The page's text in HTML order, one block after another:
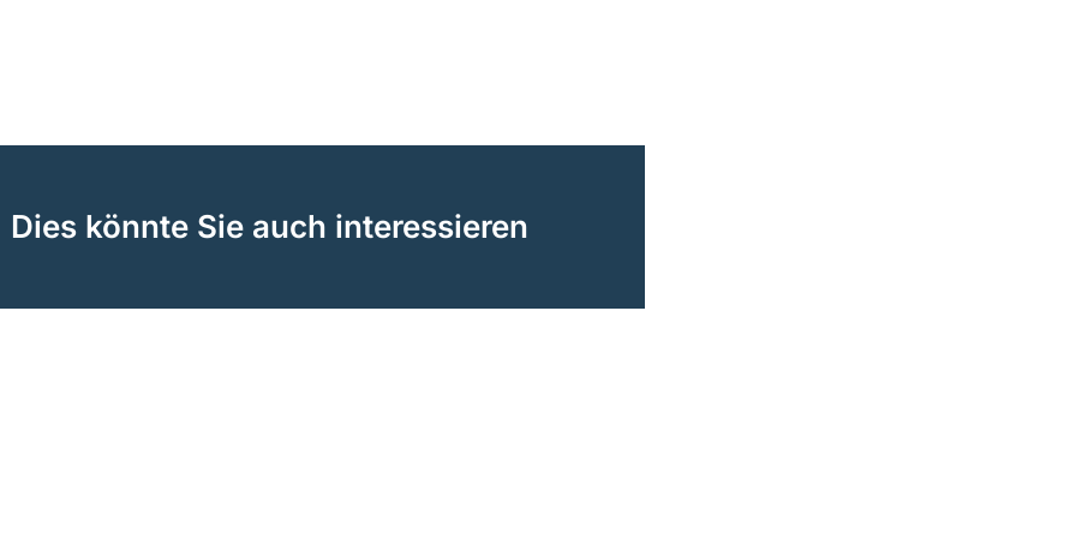
Dies könnte Sie auch interessieren